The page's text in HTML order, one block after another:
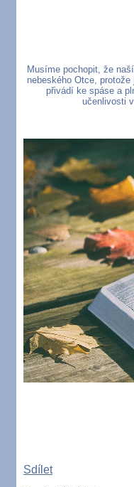
Musíme pochopit, že
nebeského Otce,
přivádí ke spáse a
učenlivosti
Sdílet